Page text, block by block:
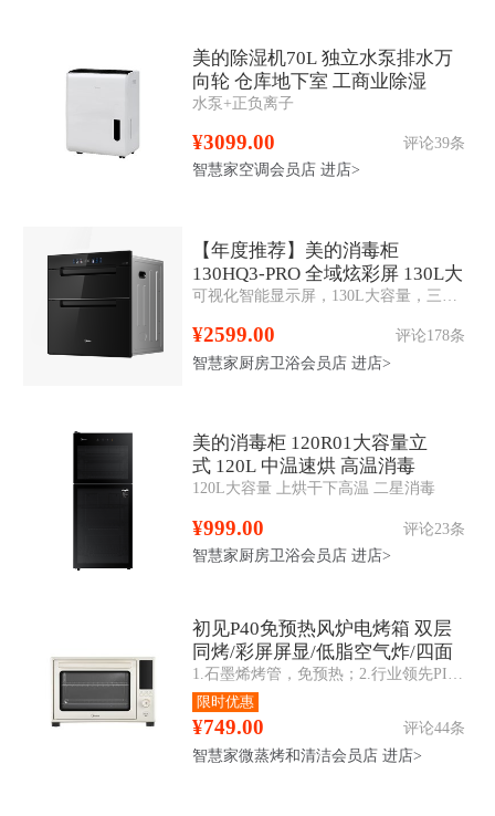
美的除湿机70L 独立水泵排水万
向轮 仓库地下室 工商业除湿
器 CF70BD/N8-DL1
水泵+正负离子
¥3099.00
评论39条
智慧家空调会员店 进店>
【年度推荐】美的消毒柜
130HQ3-PRO 全域炫彩屏 130L大
容量 三门三抽
¥2599.00
评论178条
智慧家厨房卫浴会员店 进店>
美的消毒柜 120R01大容量立
式 120L 中温速烘 高温消毒
120L大容量 上烘干下高温 二星消毒
¥999.00
评论23条
智慧家厨房卫浴会员店 进店>
初见P40免预热风炉电烤箱 双层
同烤/彩屏屏显/低脂空气炸/四面
搪瓷 PT4030W
限时优惠
¥749.00
评论44条
智慧家微蒸烤和清洁会员店 进店>